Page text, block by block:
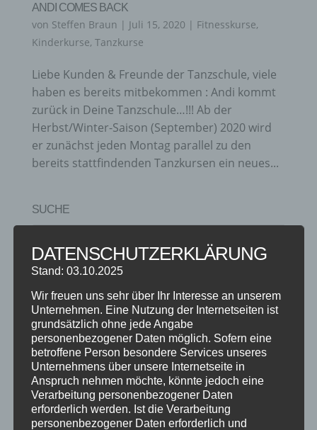
ANDI COMES BACK
von Steffen Braun | Juli 15, 2020 | Fitnesskurse,
Kinderkurse, Tanzkurse
Liebe Kunden & Freunde der Tanzschule, viele
haben es bereits mitbekommen : Andi kommt
zurück in Deine Tanzschule…!!! Ab der
Herbst/Winter-Saison (September) 2020 wird
er zunächst jeden Montag parallel zu den
bereits stattfindenden Tanzkursen ein neues...
SUCHE
SCHNUPPERTAG 2026
Abschlussball 2026
WEIHNACHTSFERIEN
KATEGORIEN
Kategorien
DATENSCHUTZERKLÄRUNG
Stand: 03.10.2025
Wir freuen uns sehr über Ihr Interesse an unserem
Unternehmen. Eine Nutzung der Internetseiten ist
grundsätzlich ohne jede Angabe
personenbezogener Daten möglich. Sofern eine
betroffene Person besondere Services unseres
Unternehmens über unsere Internetseite in
Anspruch nehmen möchte, könnte jedoch eine
Verarbeitung personenbezogener Daten
erforderlich werden. Ist die Verarbeitung
personenbezogener Daten erforderlich und